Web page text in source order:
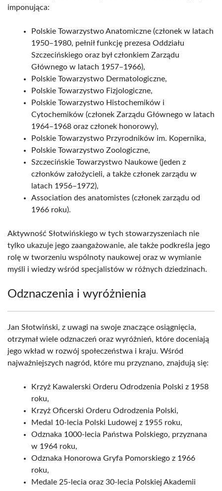
imponująca:
Polskie Towarzystwo Anatomiczne (członek w latach
1950–1980, pełnił funkcję prezesa Oddziału
Szczecińskiego oraz był członkiem Zarządu
Głównego w latach 1957–1966),
Polskie Towarzystwo Dermatologiczne,
Polskie Towarzystwo Fizjologiczne,
Polskie Towarzystwo Histochemików i
Cytochemików (członek Zarządu Głównego w latach
1964–1968 oraz członek honorowy),
Polskie Towarzystwo Przyrodników im. Kopernika,
Polskie Towarzystwo Zoologiczne,
Szczecińskie Towarzystwo Naukowe (jeden z
członków założycieli, a także członek zarządu w
latach 1956–1972),
Association des anatomistes (członek zarządu od
1966 roku).
Aktywność Słotwińskiego w tych stowarzyszeniach nie
tylko ukazuje jego zaangażowanie, ale także podkreśla jego
rolę w tworzeniu wspólnoty naukowej oraz w wymianie
myśli i wiedzy wśród specjalistów w różnych dziedzinach.
Odznaczenia i wyróżnienia
Jan Słotwiński, z uwagi na swoje znaczące osiągnięcia,
otrzymał wiele odznaczeń oraz wyróżnień, które doceniają
jego wkład w rozwój społeczeństwa i kraju. Wśród
najważniejszych nagród, które mu przyznano, znajdują się:
Krzyż Kawalerski Orderu Odrodzenia Polski z 1958
roku,
Krzyż Oficerski Orderu Odrodzenia Polski,
Medal 10-lecia Polski Ludowej z 1955 roku,
Odznaka 1000-lecia Państwa Polskiego, przyznana
w 1964 roku,
Odznaka Honorowa Gryfa Pomorskiego z 1966
roku,
Medale 25-lecia oraz 30-lecia Polskiej Akademii